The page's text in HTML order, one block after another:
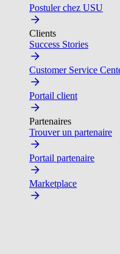
Postuler chez USU
Clients
Success Stories
Customer Service
Portail client
Partenaires
Trouver un partenaire
Portail partenaire
Marketplace